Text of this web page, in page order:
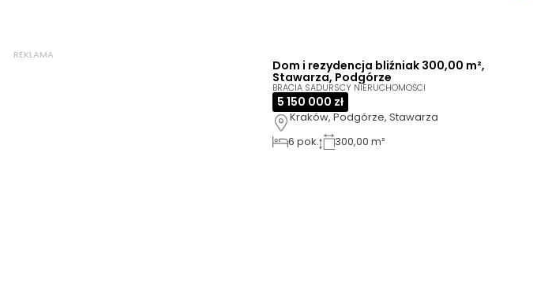
REKLAMA
Dom i rezydencja bliźniak 300,00 m²,
Stawarza, Podgórze
BRACIA SADURSCY NIERUCHOMOŚCI
5 150 000 zł
Kraków, Podgórze, Stawarza
6 pok. 300,00 m²